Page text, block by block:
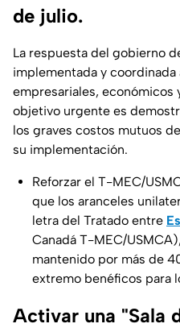
de julio.
La respuesta del gobierno
implementada y
empresariales, económicos
objetivo urgente es
los graves costos mutuos
su implementación.
Reforzar el T-MEC/
que los aranceles
letra del Tratado entre
Canadá T-MEC/
mantenido por más de
extremo benéficos para
Activar una "Sala